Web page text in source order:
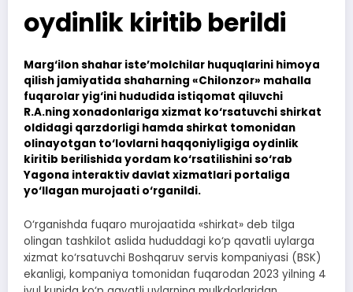
oydinlik kiritib berildi
Marg‘ilon shahar iste’molchilar huquqlarini himoya
qilish jamiyatida shaharning «Chilonzor» mahalla
fuqarolar yig‘ini hududida istiqomat qiluvchi
R.A.ning xonadonlariga xizmat ko‘rsatuvchi shirkat
oldidagi qarzdorligi hamda shirkat tomonidan
olinayotgan to‘lovlarni haqqoniyligiga oydinlik
kiritib berilishida yordam ko‘rsatilishini so‘rab
Yagona interaktiv davlat xizmatlari portaliga
yo‘llagan murojaati o‘rganildi.
O‘rganishda fuqaro murojaatida «shirkat» deb tilga
olingan tashkilot aslida hududdagi ko‘p qavatli uylarga
xizmat ko‘rsatuvchi Boshqaruv servis kompaniyasi (BSK)
ekanligi, kompaniya tomonidan fuqarodan 2023 yilning 4